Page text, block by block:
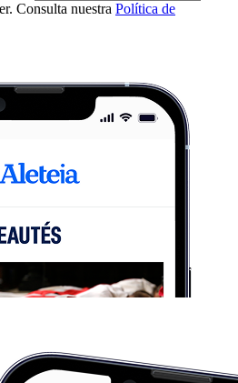
Consulta nuestra Política de